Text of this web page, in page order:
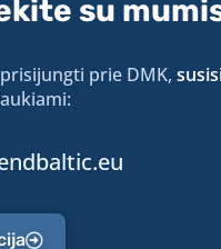
su
prie DMK,